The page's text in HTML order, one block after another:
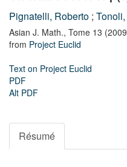
Pignatelli, Roberto ;
Asian J. Math., Tome 13
from Project Euclid
Text on Project Euclid
PDF
Alt PDF
Résumé